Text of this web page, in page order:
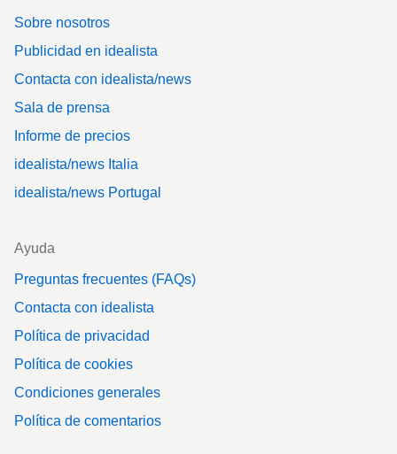
Sobre nosotros
Publicidad en idealista
Contacta con idealista/news
Sala de prensa
Informe de precios
idealista/news Italia
idealista/news Portugal
Ayuda
Preguntas frecuentes (FAQs)
Contacta con idealista
Política de privacidad
Política de cookies
Condiciones generales
Política de comentarios